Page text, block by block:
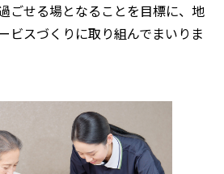
ごせる場となることを目標に、地
ビスづくりに取り組んでまいりま